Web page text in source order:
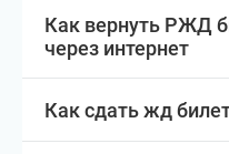
Как вернуть РЖД
через интернет
Как сдать жд